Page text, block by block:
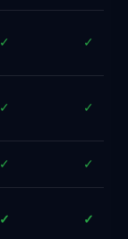
✓ ✓
✓ ✓
✓ ✓
✓ ✓